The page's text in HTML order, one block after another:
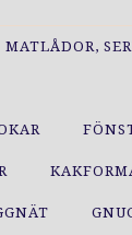
MATLÅDOR,